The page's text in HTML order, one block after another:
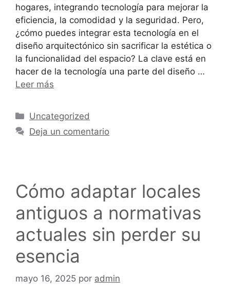
hogares, integrando tecnología para mejorar la
eficiencia, la comodidad y la seguridad. Pero,
¿cómo puedes integrar esta tecnología en el
diseño arquitectónico sin sacrificar la estética o
la funcionalidad del espacio? La clave está en
hacer de la tecnología una parte del diseño …
Leer más
Uncategorized
Deja un comentario
Cómo adaptar locales
antiguos a normativas
actuales sin perder su
esencia
mayo 16, 2025 por admin